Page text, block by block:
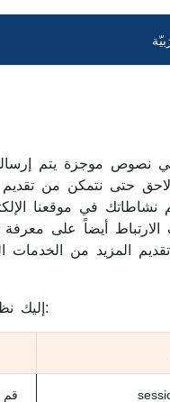
نصوص موجزة يتم
حتى نتمكن من تقديم
أيضاً على معرفة
تقديم المزيد من
إليك نظرة عامة على ملفات تعريف الارتباط التي قد تكون مخزّنة في جهازك عندما تقوم بزيارة موقعنا الإلكتروني:
قم